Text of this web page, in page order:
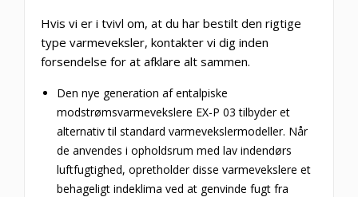
Hvis vi er i tvivl om, at du har bestilt den rigtige
type varmeveksler, kontakter vi dig inden
forsendelse for at afklare alt sammen.
Den nye generation af entalpiske
modstrømsvarmevekslere EX-P 03 tilbyder et
alternativ til standard varmevekslermodeller. Når
de anvendes i opholdsrum med lav indendørs
luftfugtighed, opretholder disse varmevekslere et
behageligt indeklima ved at genvinde fugt fra